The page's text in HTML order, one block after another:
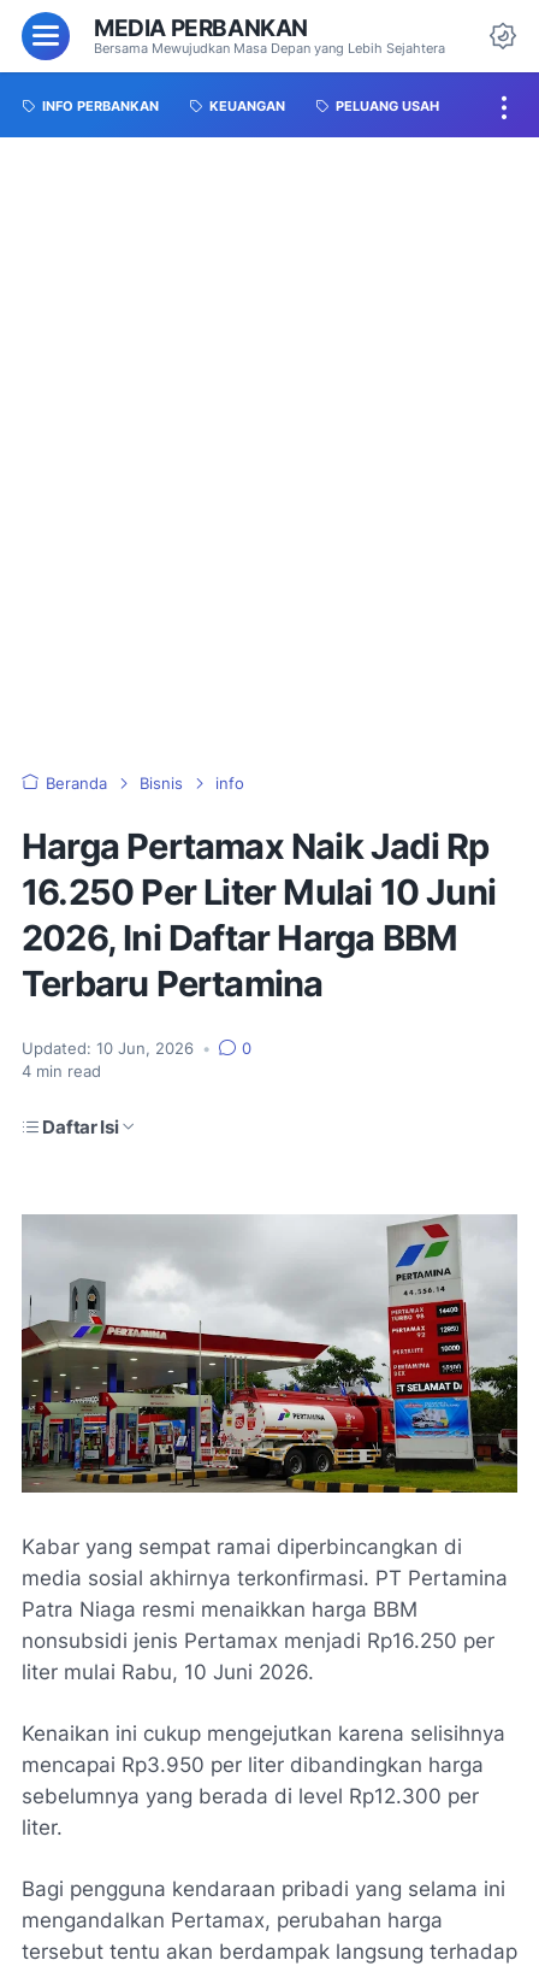
MEDIA PERBANKAN
Bersama Mewujudkan Masa Depan yang Lebih Sejahtera
INFO PERBANKAN KEUANGAN PELUANG USAH
Beranda Bisnis info
Harga Pertamax Naik Jadi Rp
16.250 Per Liter Mulai 10 Juni
2026, Ini Daftar Harga BBM
Terbaru Pertamina
Updated: 10 Jun, 2026 •
0
4 min read
Daftar Isi
Kabar yang sempat ramai diperbincangkan di
media sosial akhirnya terkonfirmasi. PT Pertamina
Patra Niaga resmi menaikkan harga BBM
nonsubsidi jenis Pertamax menjadi Rp16.250 per
liter mulai Rabu, 10 Juni 2026.
Kenaikan ini cukup mengejutkan karena selisihnya
mencapai Rp3.950 per liter dibandingkan harga
sebelumnya yang berada di level Rp12.300 per
liter.
Bagi pengguna kendaraan pribadi yang selama ini
mengandalkan Pertamax, perubahan harga
tersebut tentu akan berdampak langsung terhadap